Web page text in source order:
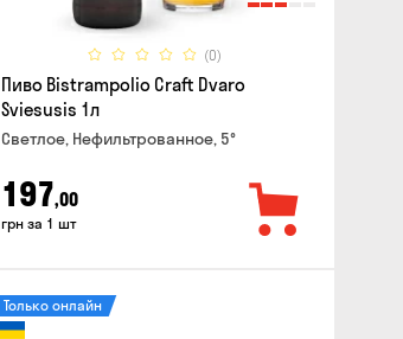
(0)
Пиво Bistrampolio Craft Dvaro
Sviesusis 1л
Светлое, Нефильтрованное, 5°
197,00
грн за 1 шт
Только онлайн